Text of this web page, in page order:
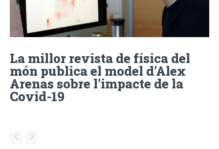
La millor revista de física del
món publica el model d’Alex
Arenas sobre l’impacte de la
Covid-19